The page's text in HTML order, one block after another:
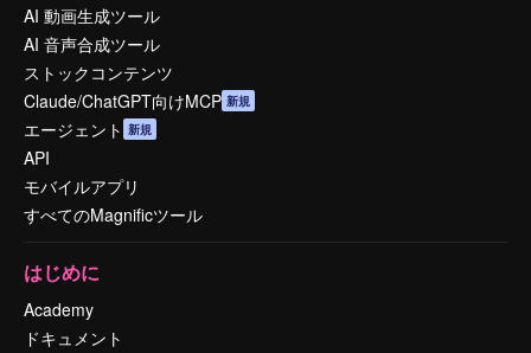
AI 動画生成ツール
AI 音声合成ツール
ストックコンテンツ
Claude/ChatGPT向けMCP 新規
エージェント 新規
API
モバイルアプリ
すべてのMagnificツール
はじめに
Academy
ドキュメント